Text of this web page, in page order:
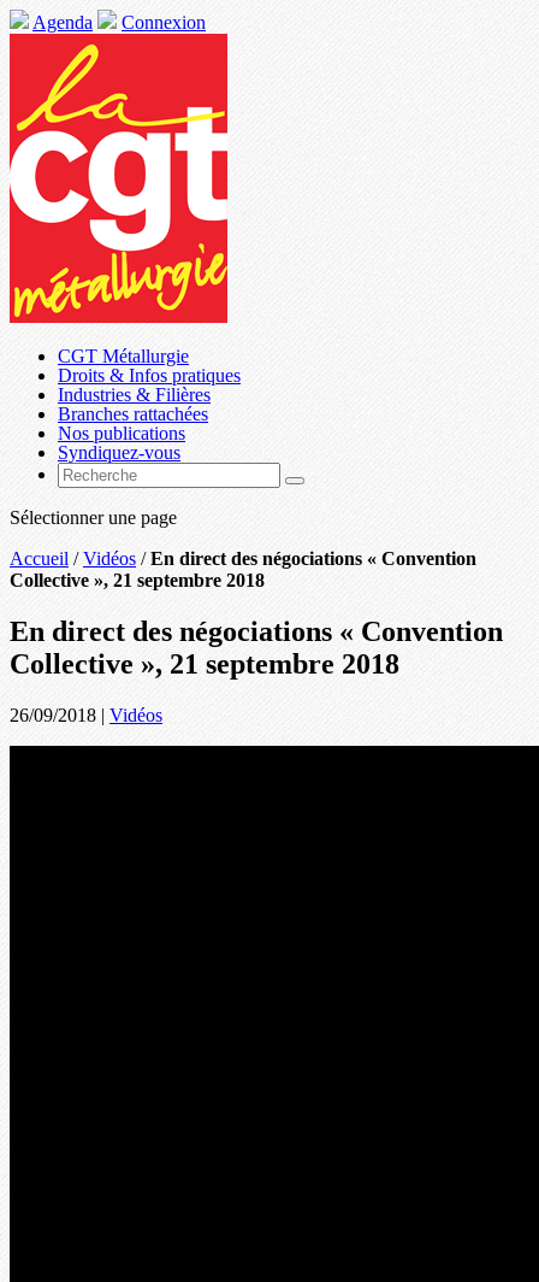
Agenda Connexion
CGT Métallurgie
Droits & Infos pratiques
Industries & Filières
Branches rattachées
Nos publications
Syndiquez-vous
Sélectionner une page
Accueil /Vidéos /En direct des négociations « Convention
Collective », 21 septembre 2018
En direct des négociations « Convention
Collective », 21 septembre 2018
26/09/2018 | Vidéos